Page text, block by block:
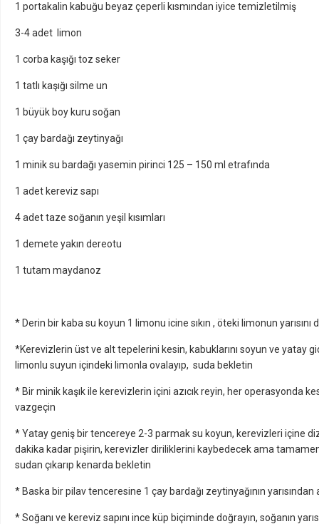
1 portakalin kabuğu beyaz çeperli kısmından iyice temizletilmiş
3-4 adet limon
1 corba kaşığı toz seker
1 tatlı kaşığı silme un
1 büyük boy kuru soğan
1 çay bardağı zeytinyağı
1 minik su bardağı yasemin pirinci 125 – 150 ml etrafında
1 adet kereviz sapı
4 adet taze soğanın yeşil kısımları
1 demete yakın dereotu
1 tutam maydanoz
* Derin bir kaba su koyun 1 limonu icine sıkın , öteki limonun yarısını
*Kerevizlerin üst ve alt tepelerini kesin, kabuklarını soyun ve yatay
limonlu suyun içindeki limonla ovalayıp, suda bekletin
* Bir minik kaşık ile kerevizlerin içini azıcık reyin, her operasyonda
vazgeçin
* Yatay geniş bir tencereye 2-3 parmak su koyun, kerevizleri içine
dakika kadar pişirin, kerevizler diriliklerini kaybedecek ama
sudan çıkarıp kenarda bekletin
* Baska bir pilav tenceresine 1 çay bardağı zeytinyağının yarısından
* Soğanı ve kereviz sapını ince küp biçiminde doğrayın, soğanın